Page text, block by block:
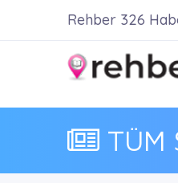
TÜM
Rehber 326